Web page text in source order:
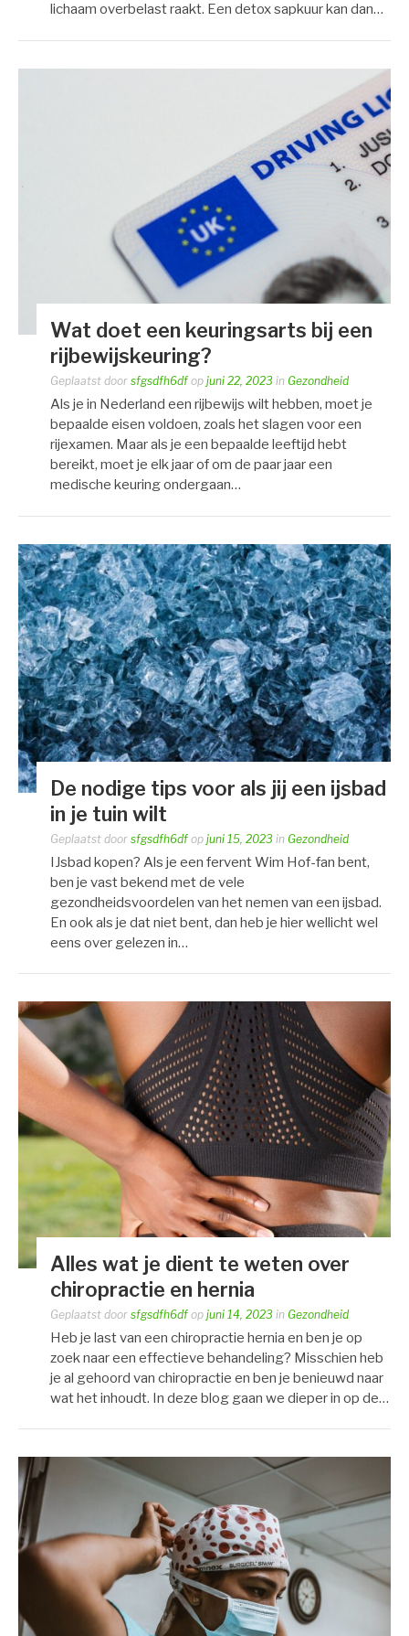
lichaam overbelast raakt. Een detox sapkuur kan dan…
Wat doet een keuringsarts bij een
rijbewijskeuring?
Geplaatst door sfgsdfh6df op juni 22, 2023 in Gezondheid
Als je in Nederland een rijbewijs wilt hebben, moet je
bepaalde eisen voldoen, zoals het slagen voor een
rijexamen. Maar als je een bepaalde leeftijd hebt
bereikt, moet je elk jaar of om de paar jaar een
medische keuring ondergaan…
De nodige tips voor als jij een ijsbad
in je tuin wilt
Geplaatst door sfgsdfh6df op juni 15, 2023 in Gezondheid
IJsbad kopen? Als je een fervent Wim Hof-fan bent,
ben je vast bekend met de vele
gezondheidsvoordelen van het nemen van een ijsbad.
En ook als je dat niet bent, dan heb je hier wellicht wel
eens over gelezen in…
Alles wat je dient te weten over
chiropractie en hernia
Geplaatst door sfgsdfh6df op juni 14, 2023 in Gezondheid
Heb je last van een chiropractie hernia en ben je op
zoek naar een effectieve behandeling? Misschien heb
je al gehoord van chiropractie en ben je benieuwd naar
wat het inhoudt. In deze blog gaan we dieper in op de…